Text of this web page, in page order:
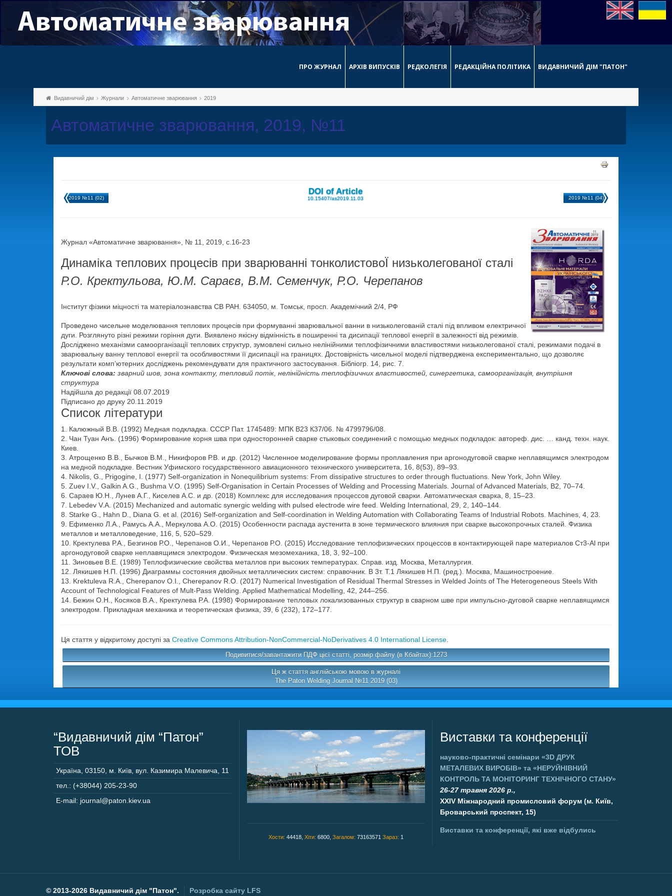
ПРО ЖУРНАЛ АРХІВ ВИПУСКІВ РЕДКОЛЕГІЯ РЕДАКЦІЙНА ПОЛІТИКА ВИДАВНИЧИЙ ДІМ "ПАТОН"
Видавничий дім Журнали Автоматичне зварювання 2019
Автоматичне зварювання, 2019, №11
2019 №11 (02)
DOI of Article
10.15407/as2019.11.03 2019 №11 (04)
Журнал «Автоматичне зварювання», № 11, 2019, с.16-23
Динаміка теплових процесів при зварюванні тонколистовоЇ низьколегованої сталі
Р.О. Кректульова, Ю.М. Сараєв, В.М. Семенчук, Р.О. Черепанов
Інститут фізики міцності та матеріалознавства СВ РАН. 634050, м. Томськ, просп. Академічний 2/4, РФ
Проведено чисельне моделювання теплових процесів при формуванні зварювальної ванни в низьколегованій сталі під впливом електричної
дуги. Розглянуто різні режими горіння дуги. Виявлено якісну відмінність в поширенні та дисипації теплової енергії в залежності від режимів.
Досліджено механізми самоорганізації теплових структур, зумовлені сильно нелінійними теплофізичними властивостями низьколегованої сталі, режимами подачі в
зварювальну ванну теплової енергії та особливостями її дисипації на границях. Достовірність чисельної моделі підтверджена експериментально, що дозволяє
результати комп’ютерних досліджень рекомендувати для практичного застосування. Бібліогр. 14, рис. 7.
Ключові слова: зварний шов, зона контакту, тепловий потік, нелінійність теплофізичних властивостей, синергетика, самоорганізація, внутрішня
структура
Надійшла до редакції 08.07.2019
Підписано до друку 20.11.2019
Список літератури
1. Калюжный В.В. (1992) Медная подкладка. СССР Пат. 1745489: МПК В23 К37/06. № 4799796/08.
2. Чан Туан Анъ. (1996) Формирование корня шва при односторонней сварке стыковых соединений с помощью медных подкладок: автореф. дис. … канд. техн. наук.
Киев.
3. Атрощенко В.В., Бычков В.М., Никифоров Р.В. и др. (2012) Численное моделирование формы проплавления при аргонодуговой сварке неплавящимся электродом
на медной подкладке. Вестник Уфимского государственного авиационного технического университета, 16, 8(53), 89–93.
4. Nikolis, G., Prigogine, I. (1977) Self-organization in Nonequilibrium systems: From dissipative structures to order through fluctuations. New York, John Wiley.
5. Zuev I.V., Galkin A.G., Bushma V.O. (1995) Self-Organisation in Certain Processes of Welding and Processing Materials. Journal of Advanced Materials, B2, 70–74.
6. Сараев Ю.Н., Лунев А.Г., Киселев А.С. и др. (2018) Комплекс для исследования процессов дуговой сварки. Автоматическая сварка, 8, 15–23.
7. Lebedev V.A. (2015) Mechanized and automatic synergic welding with pulsed electrode wire feed. Welding International, 29, 2, 140–144.
8. Starke G., Hahn D., Diana G. et al. (2016) Self-organization and Self-coordination in Welding Automation with Collaborating Teams of Industrial Robots. Machines, 4, 23.
9. Ефименко Л.А., Рамусь А.А., Меркулова А.О. (2015) Особенности распада аустенита в зоне термического влияния при сварке высокопрочных сталей. Физика
металлов и металловедение, 116, 5, 520–529.
10. Кректулева Р.А., Безгинов Р.О., Черепанов О.И., Черепанов Р.О. (2015) Исследование теплофизических процессов в контактирующей паре материалов Ст3-Al при
аргонодуговой сварке неплавящимся электродом. Физическая мезомеханика, 18, 3, 92–100.
11. Зиновьев В.Е. (1989) Теплофизические свойства металлов при высоких температурах. Справ. изд. Москва, Металлургия.
12. Лякишев Н.П. (1996) Диаграммы состояния двойных металлических систем: справочник. В 3т. Т.1 Лякишев Н.П. (ред.). Москва, Машиностроение.
13. Krektuleva R.A., Cherepanov O.I., Cherepanov R.O. (2017) Numerical Investigation of Residual Thermal Stresses in Welded Joints of The Heterogeneous Steels With
Account of Technological Features of Mult-Pass Welding. Applied Mathematical Modelling, 42, 244–256.
14. Бежин О.Н., Косяков В.А., Кректулева Р.А. (1998) Формирование тепловых локализованных структур в сварном шве при импульсно-дуговой сварке неплавящимся
электродом. Прикладная механика и теоретическая физика, 39, 6 (232), 172–177.
Ця стаття у відкритому доступі за Creative Commons Attribution-NonCommercial-NoDerivatives 4.0 International License
Подивитися/завантажити ПДФ цієї статті, розмір файлу (в Кбайтах):1273
Ця ж стаття англійською мовою в журналі
The Paton Welding Journal №11 2019 (03)
“Видавничий дім “Патон”
ТОВ
Україна 03150 м. Київ, вул. Казимира Малевича, 11
тел.: (+38044) 205-23-90
E-mail: journal@paton.kiev.ua
Хости: 44418, Хіти: 6800, Загалом: 73163571 Зараз: 1
Виставки та конференції
науково-практичні семінари«3D ДРУК
МЕТАЛЕВИХ ВИРОБІВ» та«НЕРУЙНІВНИЙ
КОНТРОЛЬ ТА МОНІТОРИНГ ТЕХНІЧНОГО СТАНУ»
26-27 травня 2026 р.,
XXIV Міжнародний промисловий форум (м. Київ,
Броварський проспект, 15)
Виставки та конференції, які вже відбулись
© 2013-2026 Видавничий дім "Патон". Розробка сайту LFS